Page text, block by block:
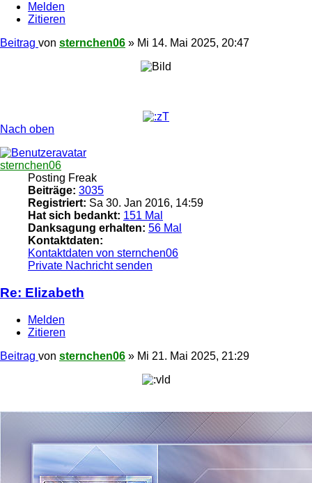
Melden
Zitieren
Beitrag von sternchen06 » Mi 14. Mai 2025, 20:47
Nach oben
sternchen06
Posting Freak
Beiträge: 3035
Registriert: Sa 30. Jan 2016, 14:59
Hat sich bedankt: 151 Mal
Danksagung erhalten: 56 Mal
Kontaktdaten:
Kontaktdaten von sternchen06
Private Nachricht senden
Re: Elizabeth
Melden
Zitieren
Beitrag von sternchen06 » Mi 21. Mai 2025, 21:29